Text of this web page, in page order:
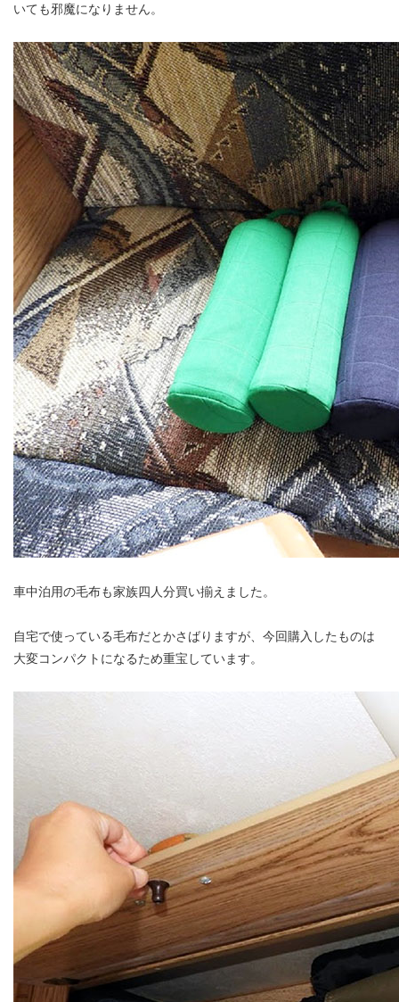
いても邪魔になりません。
車中泊用の毛布も家族四人分買い揃えました。
自宅で使っている毛布だとかさばりますが、今回購入したものは
大変コンパクトになるため重宝しています。